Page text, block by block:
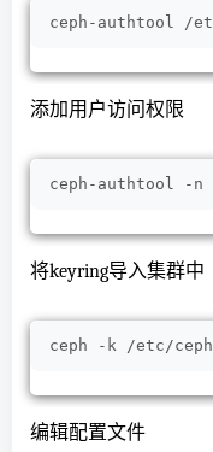
ceph-authtool /
添加用户访问权限
ceph-authtool -
将keyring导入集群中
ceph -k /etc/
编辑配置文件